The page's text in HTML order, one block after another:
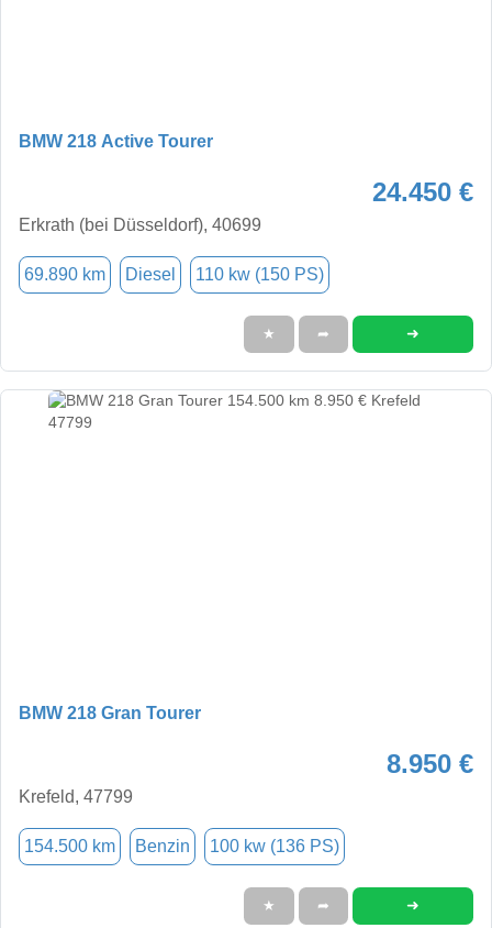
BMW 218 Active Tourer
24.450 €
Erkrath (bei Düsseldorf), 40699
69.890 km Diesel 110 kw (150 PS)
★ ➦ ➜
BMW 218 Gran Tourer
8.950 €
Krefeld, 47799
154.500 km Benzin 100 kw (136 PS)
★ ➦ ➜